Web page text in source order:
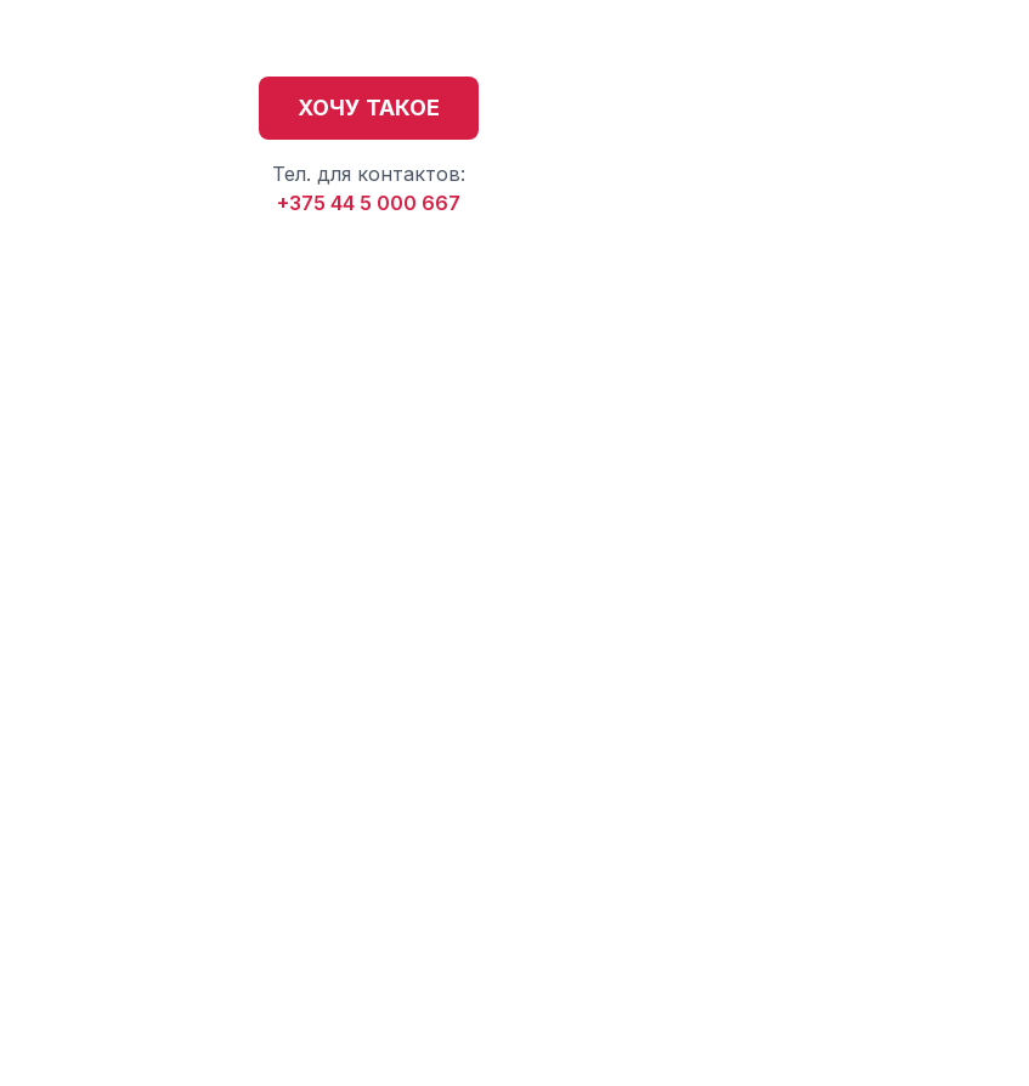
ХОЧУ ТАКОЕ
Тел. для контактов:
+375 44 5 000 667